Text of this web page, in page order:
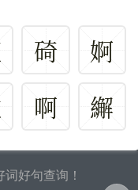
碕
婀
啊 繲
好句查询！